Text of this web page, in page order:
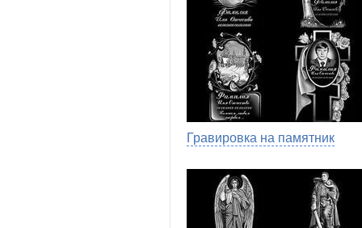
Гравировка на памятник